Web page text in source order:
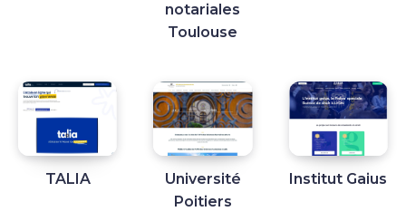
notariales
Toulouse
TALIA
Université
Poitiers
Institut Gaius